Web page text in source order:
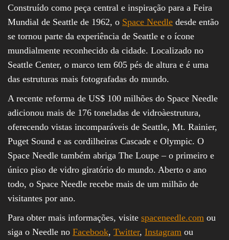
Construído como peça central e inspiração para a Feira
Mundial de Seattle de 1962, o Space Needle desde então
se tornou parte da experiência de Seattle e o ícone
mundialmente reconhecido da cidade. Localizado no
Seattle Center, o marco tem 605 pés de altura e é uma
das estruturas mais fotografadas do mundo.
A recente reforma de US$ 100 milhões do Space Needle
adicionou mais de 176 toneladas de vidroàestrutura,
oferecendo vistas incomparáveis de Seattle, Mt. Rainier,
Puget Sound e as cordilheiras Cascade e Olympic. O
Space Needle também abriga The Loupe – o primeiro e
único piso de vidro giratório do mundo. Aberto o ano
todo, o Space Needle recebe mais de um milhão de
visitantes por ano.
Para obter mais informações, visite spaceneedle.com ou
siga o Needle no Facebook, Twitter, Instagram ou